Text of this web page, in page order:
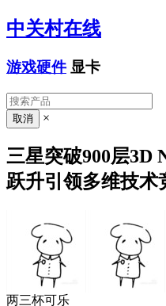
中关村在线
游戏硬件 显卡
×
三星突破900层3D
跃升引领多维技术
两三杯可乐